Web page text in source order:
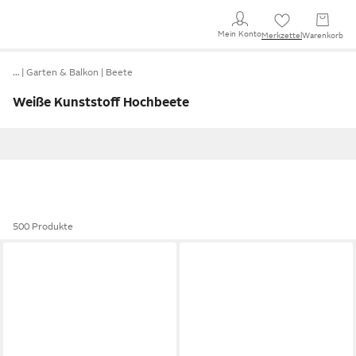
Mein KontoMerkzettel Warenkorb
… Garten & Balkon Beete
Weiße Kunststoff Hochbeete
500 Produkte